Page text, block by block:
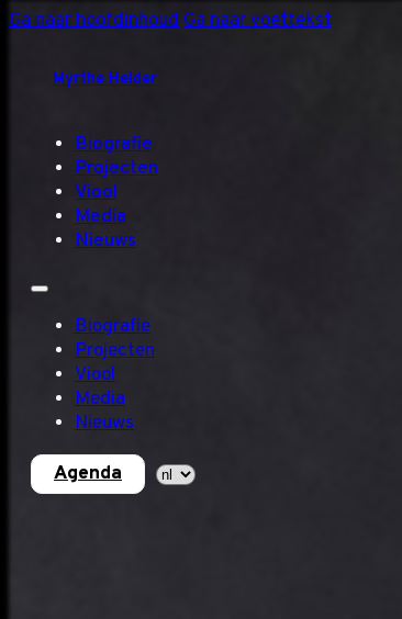
Ga naar hoofdinhoudGa naar voettekst
Myrthe Helder
Biografie
Projecten
Viool
Media
Nieuws
Biografie
Projecten
Viool
Media
Nieuws
Agenda